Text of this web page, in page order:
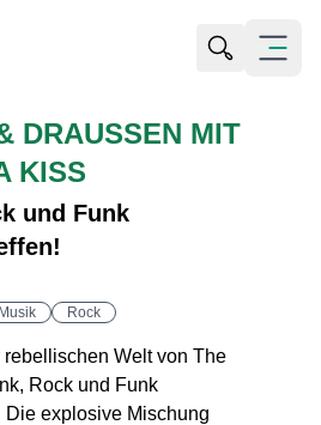
Suche
Menü
DRAUSSEN MIT T
und Funk
Musik Rock
Welt von The
Rock und Funk
Die explosive Mischung